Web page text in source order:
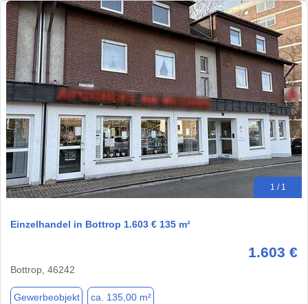
1 / 1
Einzelhandel in Bottrop 1.603 € 135 m²
1.603 €
Bottrop, 46242
Gewerbeobjekt ca. 135,00 m²